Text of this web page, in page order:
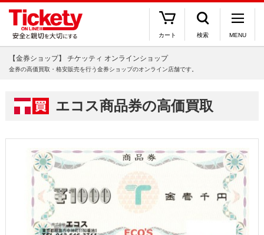
カート 検索 MENU
【金券ショップ】 チケッティ オンラインショップ
金券の高価買取・格安販売を行う金券ショップのオンライン店舗です。
エコス商品券の高価買取